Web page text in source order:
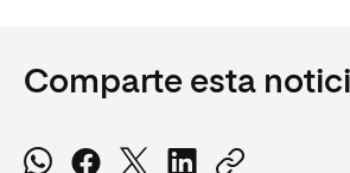
Comparte esta